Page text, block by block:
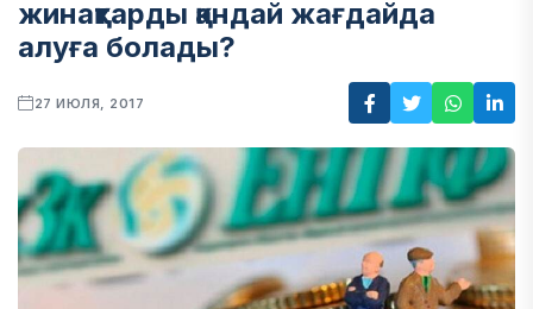
жинақтарды қандай жағдайда
алуға болады?
27 ИЮЛЯ, 2017